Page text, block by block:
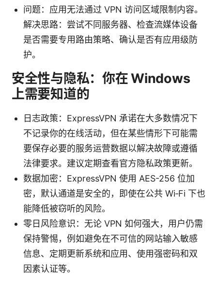
问题：应用无法通过 VPN 访问区域限制内容。
解决思路：尝试不同服务器、检查流媒体设备
是否需要专用路由策略、确认是否有应用级防
护。
安全性与隐私：你在 Windows
上需要知道的
日志政策：ExpressVPN 承诺在大多数情况下
不记录你的在线活动，但在某些情形下可能需
要保存必要的服务运营数据以解决故障或遵循
法律要求。建议定期查看官方隐私政策更新。
数据加密：ExpressVPN 使用 AES-256 位加
密，默认通道是安全的，即使在公共 Wi‑Fi 下也
能降低被窃听的风险。
零日风险意识：无论 VPN 如何强大，用户仍需
保持警惕，例如避免在不可信的网站输入敏感
信息、定期更新系统和应用、使用强密码和双
因素认证等。